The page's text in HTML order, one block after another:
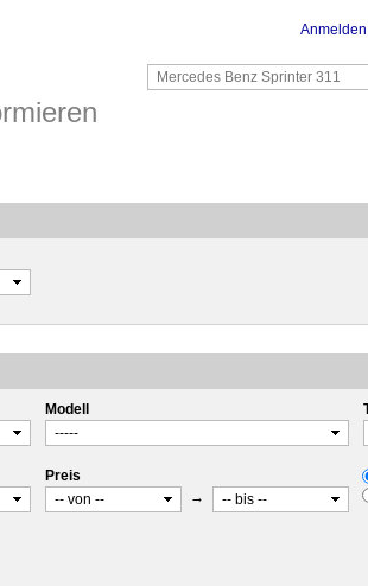
Anmelden
Modell
Preis
→